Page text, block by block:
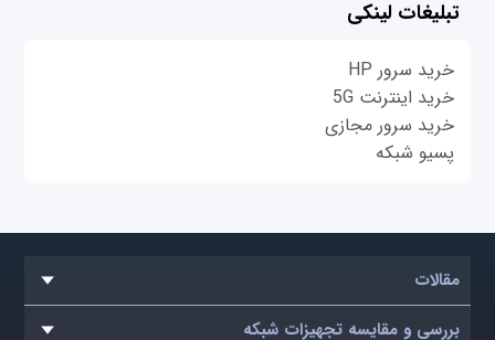
تبلیغات لینکی
خرید سرور HP
خرید اینترنت 5G
خرید سرور مجازی
پسیو شبکه
مقالات
بررسی و مقایسه تجهیزات شبکه